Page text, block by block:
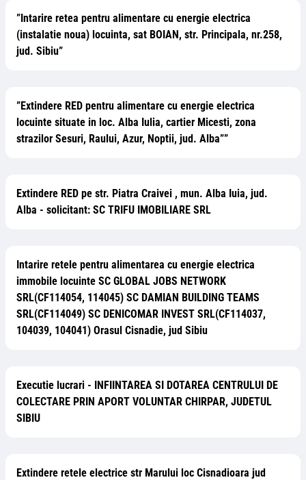
”Intarire retea pentru alimentare cu energie electrica
(instalatie noua) locuinta, sat BOIAN, str. Principala, nr.258,
jud. Sibiu”
”Extindere RED pentru alimentare cu energie electrica
locuinte situate in loc. Alba Iulia, cartier Micesti, zona
strazilor Sesuri, Raului, Azur, Noptii, jud. Alba””
Extindere RED pe str. Piatra Craivei , mun. Alba Iuia, jud.
Alba - solicitant: SC TRIFU IMOBILIARE SRL
Intarire retele pentru alimentarea cu energie electrica
immobile locuinte SC GLOBAL JOBS NETWORK
SRL(CF114054, 114045) SC DAMIAN BUILDING TEAMS
SRL(CF114049) SC DENICOMAR INVEST SRL(CF114037,
104039, 104041) Orasul Cisnadie, jud Sibiu
Executie lucrari - INFIINTAREA SI DOTAREA CENTRULUI DE
COLECTARE PRIN APORT VOLUNTAR CHIRPAR, JUDETUL
SIBIU
Extindere retele electrice str Marului loc Cisnadioara jud